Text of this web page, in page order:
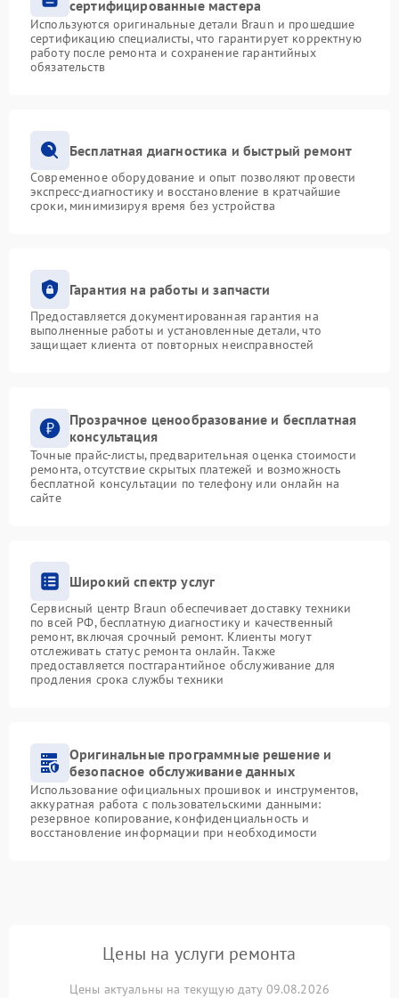
сертифицированные мастера
Используются оригинальные детали Braun и прошедшие
сертификацию специалисты, что гарантирует корректную
работу после ремонта и сохранение гарантийных
обязательств
Бесплатная диагностика и быстрый ремонт
Современное оборудование и опыт позволяют провести
экспресс-диагностику и восстановление в кратчайшие
сроки, минимизируя время без устройства
Гарантия на работы и запчасти
Предоставляется документированная гарантия на
выполненные работы и установленные детали, что
защищает клиента от повторных неисправностей
Прозрачное ценообразование и бесплатная
консультация
Точные прайс-листы, предварительная оценка стоимости
ремонта, отсутствие скрытых платежей и возможность
бесплатной консультации по телефону или онлайн на
сайте
Широкий спектр услуг
Сервисный центр Braun обеспечивает доставку техники
по всей РФ, бесплатную диагностику и качественный
ремонт, включая срочный ремонт. Клиенты могут
отслеживать статус ремонта онлайн. Также
предоставляется постгарантийное обслуживание для
продления срока службы техники
Оригинальные программные решение и
безопасное обслуживание данных
Использование официальных прошивок и инструментов,
аккуратная работа с пользовательскими данными:
резервное копирование, конфиденциальность и
восстановление информации при необходимости
Цены на услуги ремонта
Цены актуальны на текущую дату 09.08.2026